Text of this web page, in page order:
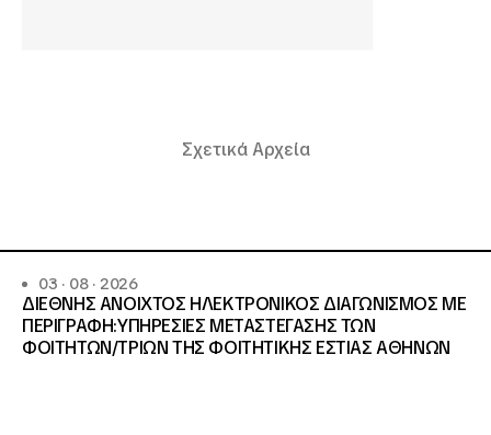
Σχετικά Αρχεία
03 · 08 · 2026
ΔΙΕΘΝΗΣ ΑΝΟΙΧΤΟΣ ΗΛΕΚΤΡΟΝΙΚΟΣ ΔΙΑΓΩΝΙΣΜΟΣ ΜΕ
ΠΕΡΙΓΡΑΦΗ:ΥΠΗΡΕΣΙΕΣ METAΣΤΕΓΑΣΗΣ ΤΩΝ
ΦΟΙΤΗΤΩΝ/ΤΡΙΩΝ ΤΗΣ ΦΟΙΤΗΤΙΚΗΣ ΕΣΤΙΑΣ ΑΘΗΝΩΝ